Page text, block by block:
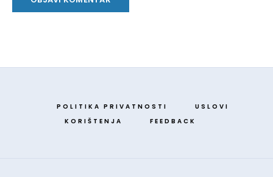
POLITIKA PRIVATNOSTI
USLOVI
KORIŠTENJA
FEEDBACK